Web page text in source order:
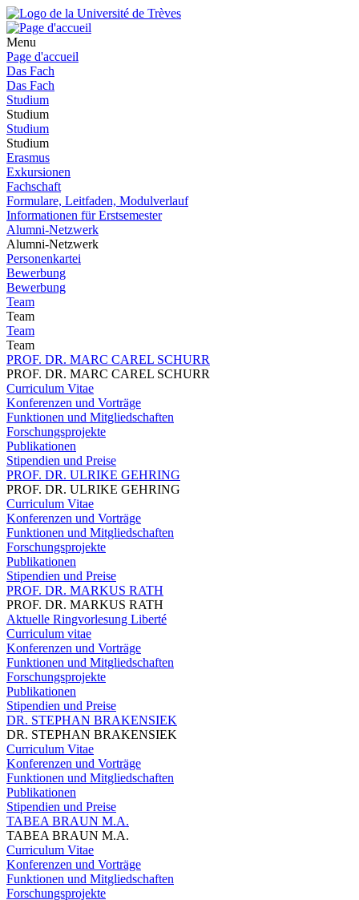
Menu
Page d'accueil
Das Fach
Das Fach
Studium
Studium
Studium
Studium
Erasmus
Exkursionen
Fachschaft
Formulare, Leitfaden, Modulverlauf
Informationen für Erstsemester
Alumni-Netzwerk
Alumni-Netzwerk
Personenkartei
Bewerbung
Bewerbung
Team
Team
Team
Team
PROF. DR. MARC CAREL SCHURR
PROF. DR. MARC CAREL SCHURR
Curriculum Vitae
Konferenzen und Vorträge
Funktionen und Mitgliedschaften
Forschungsprojekte
Publikationen
Stipendien und Preise
PROF. DR. ULRIKE GEHRING
PROF. DR. ULRIKE GEHRING
Curriculum Vitae
Konferenzen und Vorträge
Funktionen und Mitgliedschaften
Forschungsprojekte
Publikationen
Stipendien und Preise
PROF. DR. MARKUS RATH
PROF. DR. MARKUS RATH
Aktuelle Ringvorlesung Liberté
Curriculum vitae
Konferenzen und Vorträge
Funktionen und Mitgliedschaften
Forschungsprojekte
Publikationen
Stipendien und Preise
DR. STEPHAN BRAKENSIEK
DR. STEPHAN BRAKENSIEK
Curriculum Vitae
Konferenzen und Vorträge
Funktionen und Mitgliedschaften
Publikationen
Stipendien und Preise
TABEA BRAUN M.A.
TABEA BRAUN M.A.
Curriculum Vitae
Konferenzen und Vorträge
Funktionen und Mitgliedschaften
Forschungsprojekte